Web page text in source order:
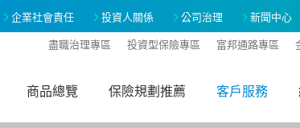
企業社會責任 投資人關係 公司治理 新聞中心
盡職治理專區 投資型保險專區 富邦通路專區
商品總覽 保險規劃推薦 客戶服務